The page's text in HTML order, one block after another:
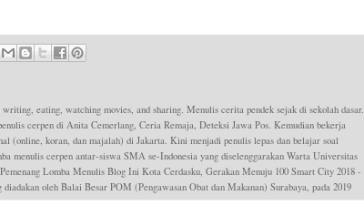
eating, watching movies, and sharing. Menulis cerita pendek sejak di sekolah dasar.
cerpen di Anita Cemerlang, Ceria Remaja, Deteksi Jawa Pos. Kemudian bekerja
(online, koran, dan majalah) di Jakarta. Kini menjadi penulis lepas dan belajar soal
menulis cerpen antar-siswa SMA se-Indonesia yang diselenggarakan Warta Universitas
Lomba Menulis Blog Ini Kota Cerdasku, Gerakan Menuju 100 Smart City 2018 -
oleh Balai Besar POM (Pengawasan Obat dan Makanan) Surabaya, pada 2019